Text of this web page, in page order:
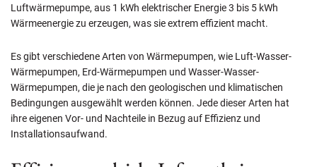
Luftwärmepumpe, aus 1 kWh elektrischer Energie 3 bis 5 kWh
Wärmeenergie zu erzeugen, was sie extrem effizient macht.
Es gibt verschiedene Arten von Wärmepumpen, wie Luft-Wasser-
Wärmepumpen, Erd-Wärmepumpen und Wasser-Wasser-
Wärmepumpen, die je nach den geologischen und klimatischen
Bedingungen ausgewählt werden können. Jede dieser Arten hat
ihre eigenen Vor- und Nachteile in Bezug auf Effizienz und
Installationsaufwand.